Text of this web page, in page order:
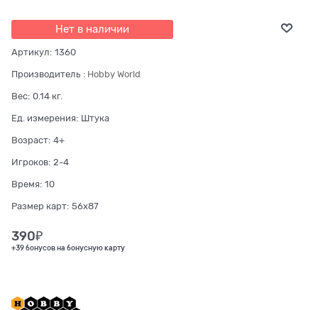
Нет в наличии
Артикул: 1360
Производитель : Hobby World
Вес: 0.14 кг.
Ед. измерения: Штука
Возраст: 4+
Игроков: 2-4
Время: 10
Размер карт: 56x87
390₽
+39 бонусов на бонусную карту